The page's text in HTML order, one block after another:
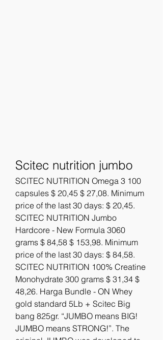
Scitec nutrition jumbo
SCITEC NUTRITION Omega 3 100
capsules $ 20,45 $ 27,08. Minimum
price of the last 30 days: $ 20,45.
SCITEC NUTRITION Jumbo
Hardcore - New Formula 3060
grams $ 84,58 $ 153,98. Minimum
price of the last 30 days: $ 84,58.
SCITEC NUTRITION 100% Creatine
Monohydrate 300 grams $ 31,34 $
48,26. Harga Bundle - ON Whey
gold standard 5Lb + Scitec Big
bang 825gr. “JUMBO means BIG!
JUMBO means STRONG!”. The